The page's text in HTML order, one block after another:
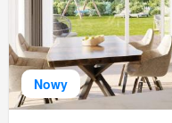
Nowy